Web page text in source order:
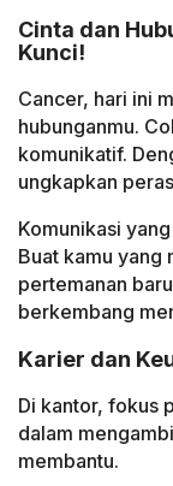
Cinta dan
Kunci!
Cancer, hari ini
hubunganmu.
komunikatif.
ungkapkan
Komunikasi
Buat kamu yang
pertemanan
berkembang
Karier dan
Di kantor, fokus
dalam
membantu.